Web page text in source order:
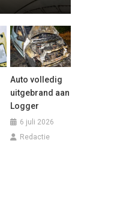
Auto volledig
uitgebrand aan
Logger
6 juli 2026
Redactie